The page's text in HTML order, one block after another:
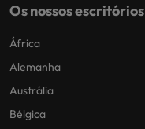
Os nossos escritórios
África
Alemanha
Austrália
Bélgica